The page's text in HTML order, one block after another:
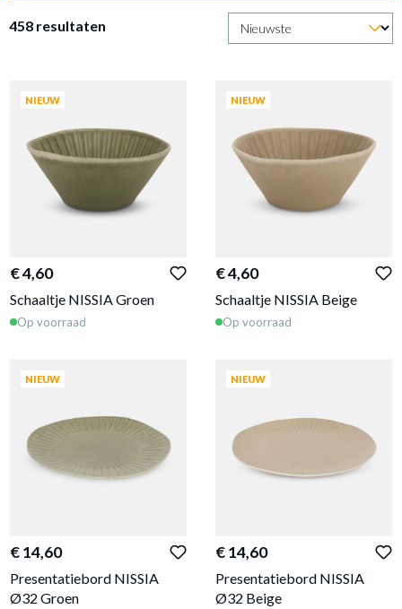
458 resultaten
NIEUW
€ 4,60
Schaaltje NISSIA Groen
Op voorraad
NIEUW
€ 4,60
Schaaltje NISSIA Beige
Op voorraad
NIEUW
€ 14,60
Presentatiebord NISSIA
Ø32 Groen
NIEUW
€ 14,60
Presentatiebord NISSIA
Ø32 Beige